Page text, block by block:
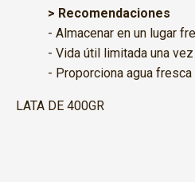
> Recomendaciones
- Almacenar en un lugar
- Vida útil limitada una
- Proporciona agua
LATA DE 400GR